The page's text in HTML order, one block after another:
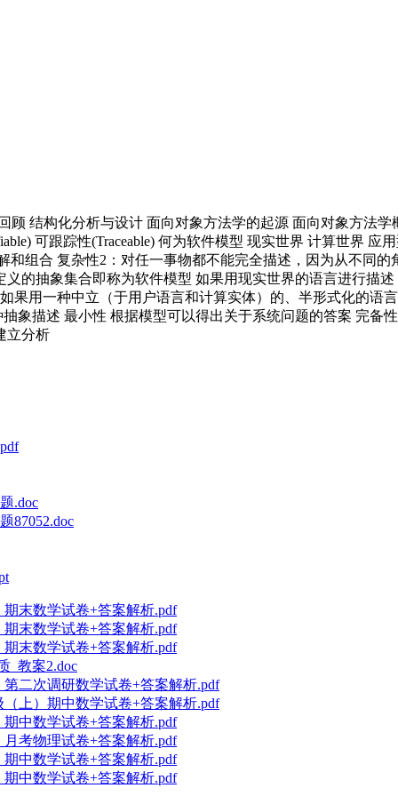
顾 结构化分析与设计 面向对象方法学的起源 面向对象方法
可跟踪性(Traceable) 何为软件模型 现实世界 计算世界
和组合 复杂性2：对任一事物都不能完全描述，因为从不同
的抽象集合即称为软件模型 如果用现实世界的语言进行描
果用一种中立（于用户语言和计算实体）的、半形式化的
象描述 最小性 根据模型可以得出关于系统问题的答案 完备
立分析
.doc
87052.doc
末数学试卷+答案解析.pdf
末数学试卷+答案解析.pdf
末数学试卷+答案解析.pdf
_教案2.doc
二次调研数学试卷+答案解析.pdf
上）期中数学试卷+答案解析.pdf
中数学试卷+答案解析.pdf
考物理试卷+答案解析.pdf
中数学试卷+答案解析.pdf
中数学试卷+答案解析.pdf